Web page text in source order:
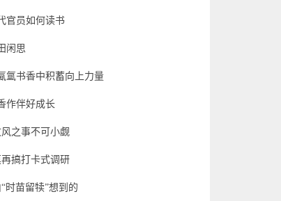
官员如何读书
闲思
氲书香中积蓄向上力量
作伴好成长
之事不可小觑
搞打卡式调研
“时苗留犊”想到的